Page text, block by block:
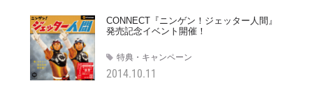
2014.10.11
CONNECT『ニンゲン！ジェッター人間』
発売記念イベント開催！
特典・キャンペーン